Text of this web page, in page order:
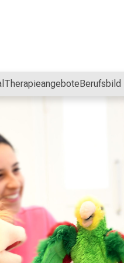
TherapieangeboteBerufsbild